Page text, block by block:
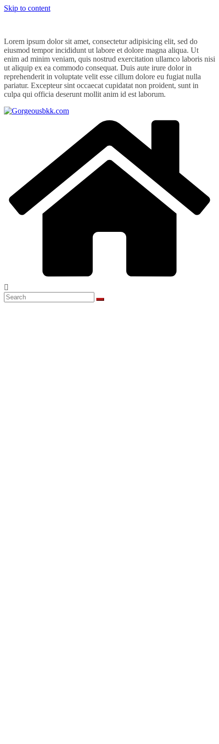
Skip to content
Lorem ipsum dolor sit amet, consectetur adipisicing elit, sed do
eiusmod tempor incididunt ut labore et dolore magna aliqua. Ut
enim ad minim veniam, quis nostrud exercitation ullamco laboris nisi
ut aliquip ex ea commodo consequat. Duis aute irure dolor in
reprehenderit in voluptate velit esse cillum dolore eu fugiat nulla
pariatur. Excepteur sint occaecat cupidatat non proident, sunt in
culpa qui officia deserunt mollit anim id est laborum.